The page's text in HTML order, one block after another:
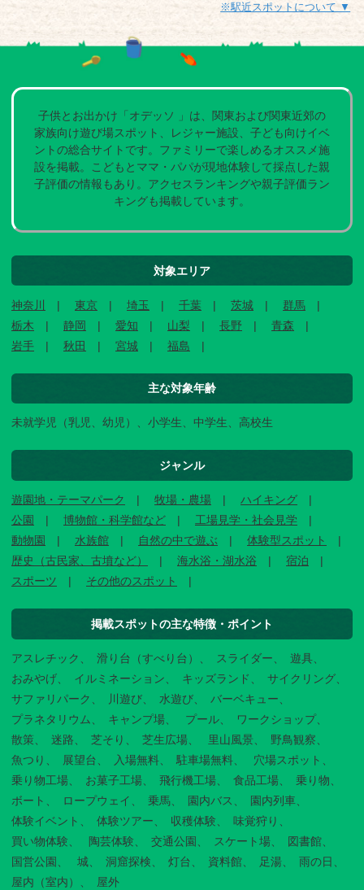
※駅近スポットについて ▼
子供とお出かけ「オデッソ 」は、関東および関東近郊の
家族向け遊び場スポット、レジャー施設、子ども向けイベ
ントの総合サイトです。ファミリーで楽しめるオススメ施
設を掲載。こどもとママ・パパが現地体験して採点した親
子評価の情報もあり。アクセスランキングや親子評価ラン
キングも掲載しています。
対象エリア
神奈川 東京 埼玉 千葉 茨城
群馬
栃木
静岡 愛知 山梨 長野
青森
岩手
秋田 宮城 福島
主な対象年齢
未就学児（乳児、幼児）、小学生、中学生、高校生
ジャンル
遊園地・テーマパーク 牧場・農場
ハイキング
公園
博物館・科学館など
工場見学・社会見学
動物園
水族館 自然の中で遊ぶ
体験型スポット
歴史（古民家、古墳など）
海水浴・湖水浴
宿泊
スポーツ
その他のスポット
掲載スポットの主な特徴・ポイント
アスレチック 滑り台（すべり台） スライダー
遊具
おみやげ
イルミネーション キッズランド
サイクリング
サファリパーク
川遊び 水遊び
バーベキュー
プラネタリウム
キャンプ場 プール
ワークショップ
散策
迷路 芝そり 芝生広場 里山風景
野鳥観察
魚つり
展望台 入場無料 駐車場無料
穴場スポット
乗り物工場
お菓子工場 飛行機工場 食品工場
乗り物
ボート
ロープウェイ 乗馬 園内バス
園内列車
体験イベント
体験ツアー 収穫体験
味覚狩り
買い物体験
陶芸体験 交通公園 スケート場
図書館
国営公園
城 洞窟探検 灯台 資料館 足湯
雨の日
屋内（室内）
屋外